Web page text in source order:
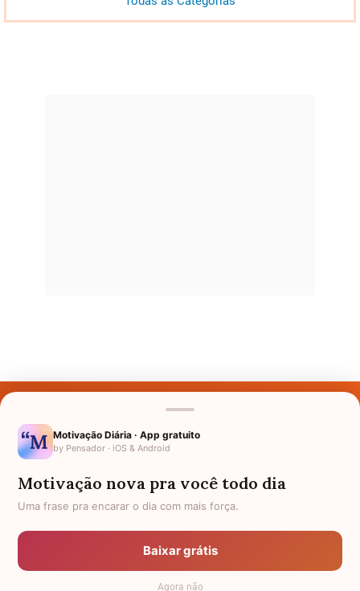
Nomes pelo Mundo
Política de Privacidade
Anuncie
Motivação Diária · App gratuito
by Pensador · iOS & Android
Motivação nova pra você todo dia
Uma frase pra encarar o dia com mais força.
Baixar grátis
Agora não